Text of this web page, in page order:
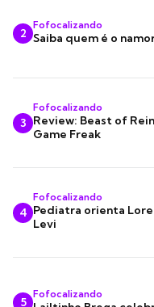
2
Fofocalizando
Saiba quem é o
3
Fofocalizando
Review: Beast of
Game Freak
4
Fofocalizando
Pediatra orienta
Levi
5
Fofocalizando